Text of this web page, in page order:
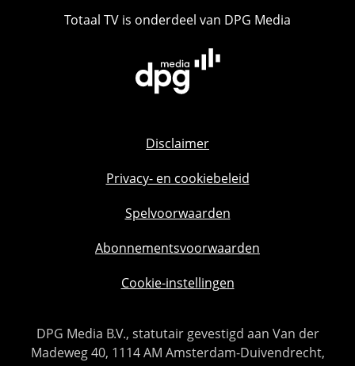
Totaal TV is onderdeel van DPG Media
Disclaimer
Privacy- en cookiebeleid
Spelvoorwaarden
Abonnementsvoorwaarden
Cookie-instellingen
DPG Media B.V., statutair gevestigd aan Van der
Madeweg 40, 1114 AM Amsterdam-Duivendrecht,